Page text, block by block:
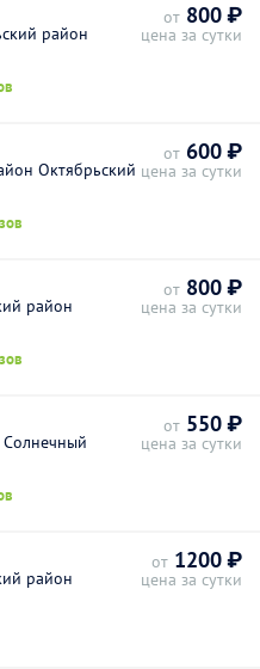
район
от 800 ₽
цена за сутки
Октябрьский
от 600 ₽
цена за сутки
район
от 800 ₽
цена за сутки
Солнечный
от 550 ₽
цена за сутки
район
от 1200 ₽
цена за сутки